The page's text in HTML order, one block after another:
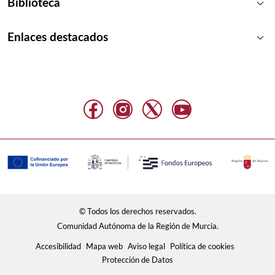
Biblioteca keyboard_arrow_down
Enlaces destacados keyboard_arrow_down
© Todos los derechos reservados.
Comunidad Autónoma de la Región de Murcia.
Accesibilidad Mapa web Aviso legal Política de cookies
Protección de Datos